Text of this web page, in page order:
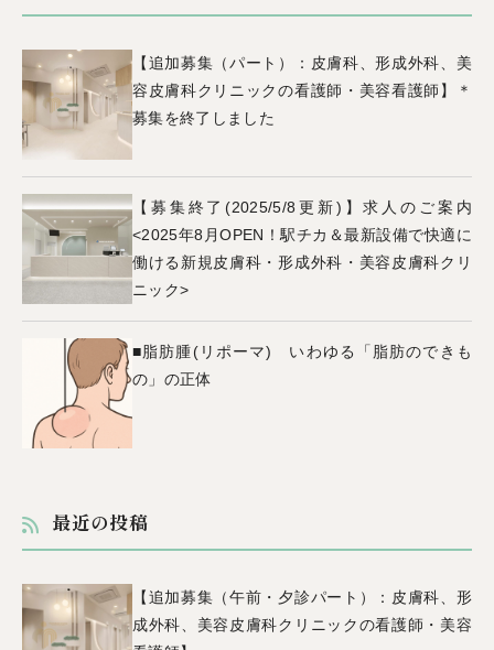
【追加募集（パート）：皮膚科、形成外科、美
容皮膚科クリニックの看護師・美容看護師】＊
募集を終了しました
【募集終了(2025/5/8更新)】求人のご案内
<2025年8月OPEN！駅チカ＆最新設備で快適に
働ける新規皮膚科・形成外科・美容皮膚科クリ
ニック>
■脂肪腫(リポーマ) いわゆる「脂肪のできも
の」の正体
最近の投稿
【追加募集（午前・夕診パート）：皮膚科、形
成外科、美容皮膚科クリニックの看護師・美容